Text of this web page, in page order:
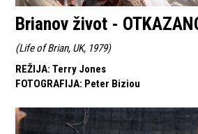
Brianov život -
(Life of Brian, UK, 1979)
REŽIJA: Terry Jones
FOTOGRAFIJA: Peter Biziou